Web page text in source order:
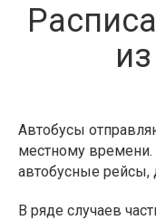
Автобусы
местному времени.
автобусные рейсы,
В ряде случаев